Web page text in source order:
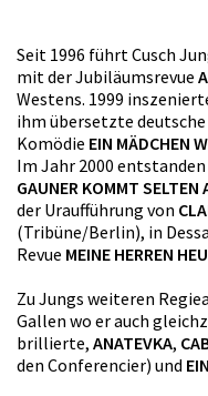
Seit 1996 führt Cusch
mit der Jubiläumsrevue
Westens. 1999
ihm übersetzte
Komödie EIN MÄDCHEN
Im Jahr 2000
GAUNER KOMMT SELTEN
der Uraufführung von
(Tribüne/Berlin), in
Revue MEINE HERREN
Zu Jungs weiteren
Gallen wo er auch
brillierte, ANATEVKA,
den Conferencier) und